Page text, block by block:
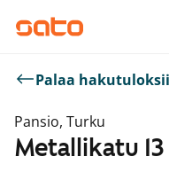
Palaa
Pansio, Turku
Metallikatu 13